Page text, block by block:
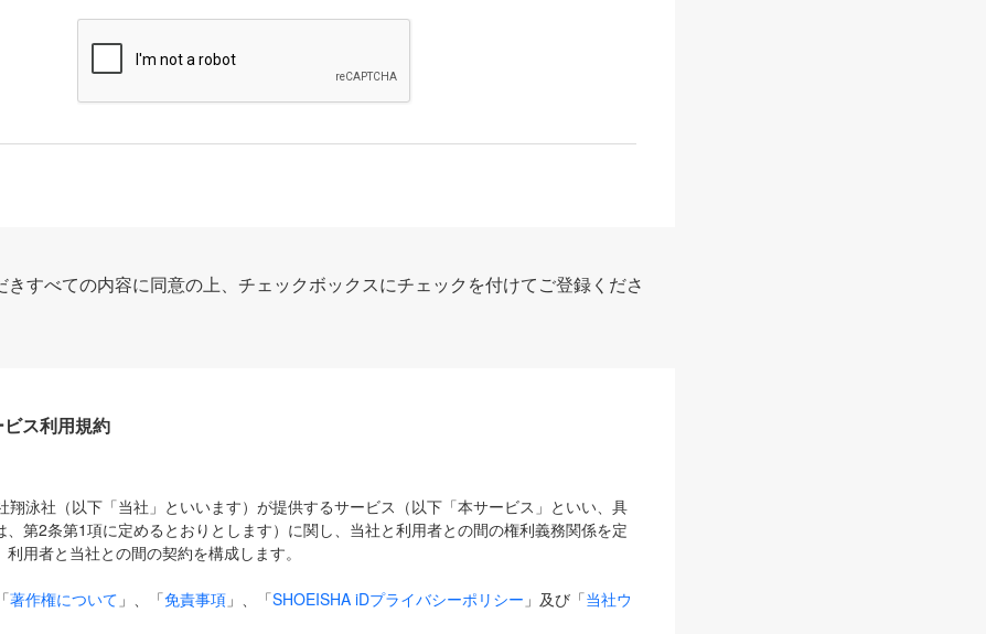
すべての内容に同意の上、チェックボックスにチェックを付けてご登録くださ
ス利用規約
翔泳社（以下「当社」といいます）が提供するサービス（以下「本サービス」といい、具
、第2条第1項に定めるとおりとします）に関し、当社と利用者との間の権利義務関係を定
用者と当社との間の契約を構成します。
著作権について 」、「免責事項 」、「SHOEISHA iDプライバシーポリシー 」及び「当社ウ